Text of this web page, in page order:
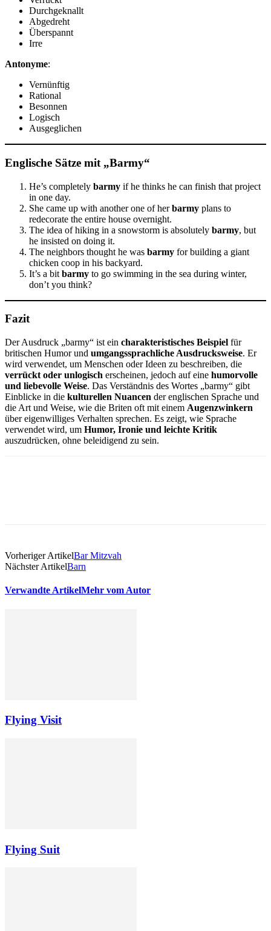
Durchgeknallt
Abgedreht
Überspannt
Irre
Antonyme:
Vernünftig
Rational
Besonnen
Logisch
Ausgeglichen
Englische Sätze mit „Barmy“
He’s completely barmy if he thinks he can finish that project
in one day.
She came up with another one of herbarmy plans to
redecorate the entire house overnight.
The idea of hiking in a snowstorm is absolutely barmy, but
he insisted on doing it.
The neighbors thought he was barmy for building a giant
chicken coop in his backyard.
It’s a bit barmy to go swimming in the sea during winter,
don’t you think?
Fazit
Der Ausdruck „barmy“ ist ein charakteristisches Beispiel für
britischen Humor und umgangssprachliche Ausdrucksweise. Er
wird verwendet, um Menschen oder Ideen zu beschreiben, die
verrückt oder unlogisch erscheinen, jedoch auf eine humorvolle
und liebevolle Weise. Das Verständnis des Wortes „barmy“ gibt
Einblicke in die kulturellen Nuancen der englischen Sprache und
die Art und Weise, wie die Briten oft mit einem Augenzwinkern
über eigenwilliges Verhalten sprechen. Es zeigt, wie Sprache
verwendet wird, um Humor, Ironie und leichte Kritik
auszudrücken, ohne beleidigend zu sein.
Vorheriger ArtikelBar Mitzvah
Nächster ArtikelBarn
Verwandte ArtikelMehr vom Autor
Flying Visit
Flying Suit